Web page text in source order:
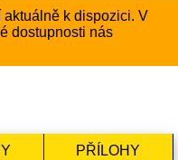
aktuálně k dispozici. V
dostupnosti nás
PŘÍLOHY